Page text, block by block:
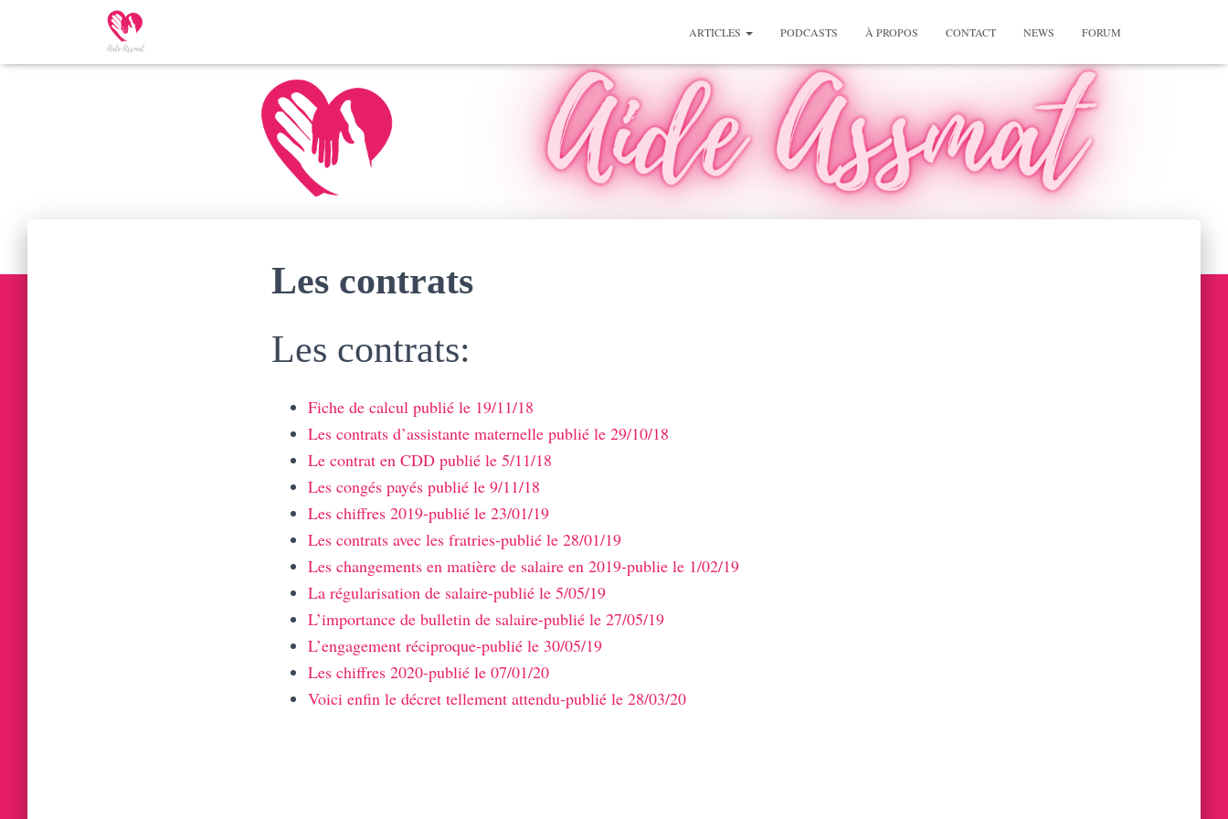
ARTICLES PODCASTS À PROPOS CONTACT NEWS FORUM
Les contrats
Les contrats:
Fiche de calcul publié le 19/11/18
Les contrats d’assistante maternelle publié le 29/10/18
Le contrat en CDD publié le 5/11/18
Les congés payés publié le 9/11/18
Les chiffres 2019-publié le 23/01/19
Les contrats avec les fratries-publié le 28/01/19
Les changements en matière de salaire en 2019-publie le 1/02/19
La régularisation de salaire-publié le 5/05/19
L’importance de bulletin de salaire-publié le 27/05/19
L’engagement réciproque-publié le 30/05/19
Les chiffres 2020-publié le 07/01/20
Voici enfin le décret tellement attendu-publié le 28/03/20